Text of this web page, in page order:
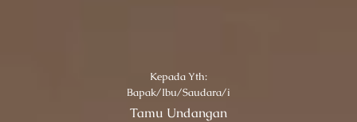
Kepada Yth:
Bapak/Ibu/Saudara/i
Tamu Undangan